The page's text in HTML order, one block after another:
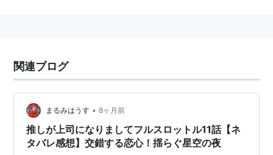
関連ブログ
まるみはうす • 8ヶ月前
推しが上司になりましてフルスロットル11話【ネ
タバレ感想】交錯する恋心！揺らぐ星空の夜